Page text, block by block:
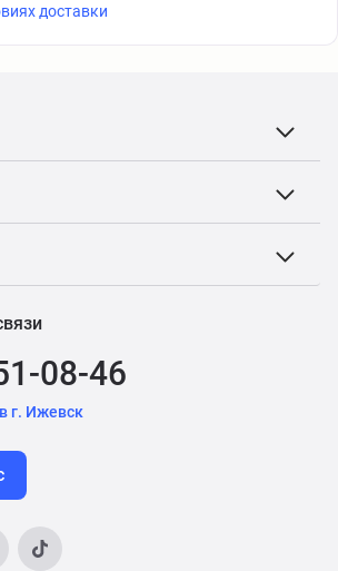
доставки
08-46
г. Ижевск